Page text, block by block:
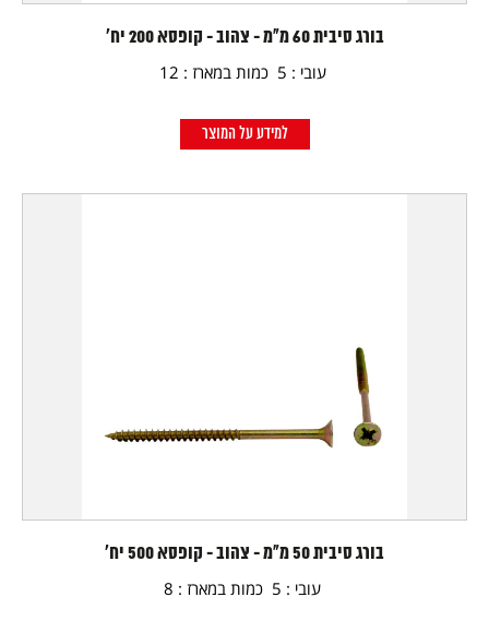
בורג סיבית 60 מ"מ - צהוב - קופסא 200 יח'
עובי : 5 כמות במארז : 12
למידע על המוצר
בורג סיבית 50 מ"מ - צהוב - קופסא 500 יח'
עובי : 5 כמות במארז : 8